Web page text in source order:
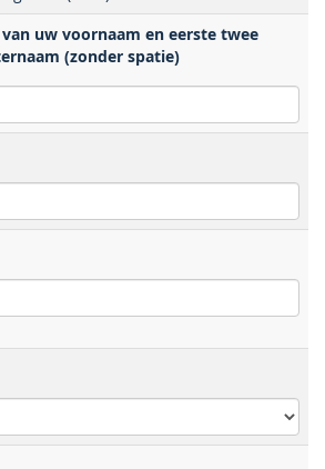
uw voornaam en eerste twee
(zonder spatie)